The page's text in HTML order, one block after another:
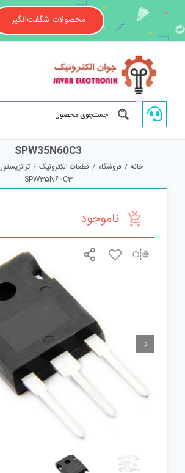
content
محصولات شگفت‌انگیز
SPW35N60C3
خانه / فروشگاه / قطعات الکترونیک / ترانزیستور
SPW35N60C3
ناموجود
